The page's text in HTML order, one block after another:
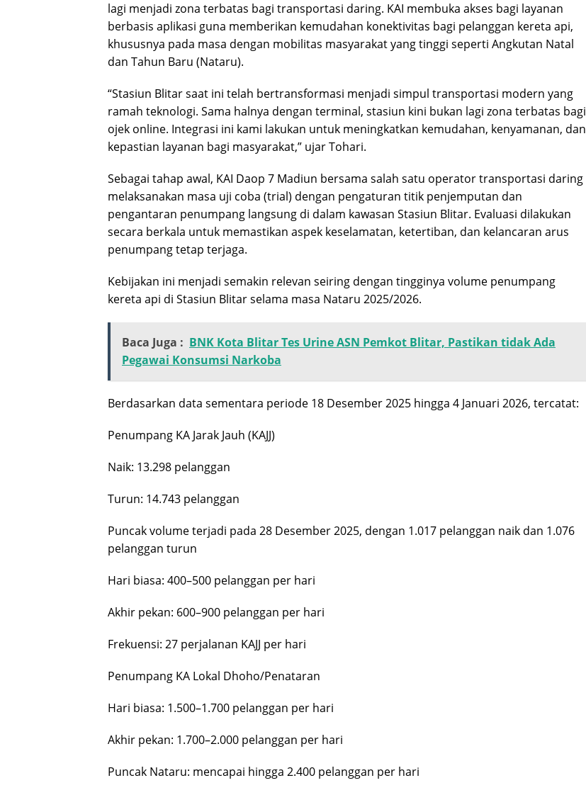
lagi menjadi zona terbatas bagi transportasi daring. KAI membuka akses bagi layanan
berbasis aplikasi guna memberikan kemudahan konektivitas bagi pelanggan kereta api,
khususnya pada masa dengan mobilitas masyarakat yang tinggi seperti Angkutan Natal
dan Tahun Baru (Nataru).
“Stasiun Blitar saat ini telah bertransformasi menjadi simpul transportasi modern yang
ramah teknologi. Sama halnya dengan terminal, stasiun kini bukan lagi zona terbatas bagi
ojek online. Integrasi ini kami lakukan untuk meningkatkan kemudahan, kenyamanan, dan
kepastian layanan bagi masyarakat,” ujar Tohari.
Sebagai tahap awal, KAI Daop 7 Madiun bersama salah satu operator transportasi daring
melaksanakan masa uji coba (trial) dengan pengaturan titik penjemputan dan
pengantaran penumpang langsung di dalam kawasan Stasiun Blitar. Evaluasi dilakukan
secara berkala untuk memastikan aspek keselamatan, ketertiban, dan kelancaran arus
penumpang tetap terjaga.
Kebijakan ini menjadi semakin relevan seiring dengan tingginya volume penumpang
kereta api di Stasiun Blitar selama masa Nataru 2025/2026.
Baca Juga : BNK Kota Blitar Tes Urine ASN Pemkot Blitar, Pastikan tidak Ada
Pegawai Konsumsi Narkoba
Berdasarkan data sementara periode 18 Desember 2025 hingga 4 Januari 2026, tercatat:
Penumpang KA Jarak Jauh (KAJJ)
Naik: 13.298 pelanggan
Turun: 14.743 pelanggan
Puncak volume terjadi pada 28 Desember 2025, dengan 1.017 pelanggan naik dan 1.076
pelanggan turun
Hari biasa: 400–500 pelanggan per hari
Akhir pekan: 600–900 pelanggan per hari
Frekuensi: 27 perjalanan KAJJ per hari
Penumpang KA Lokal Dhoho/Penataran
Hari biasa: 1.500–1.700 pelanggan per hari
Akhir pekan: 1.700–2.000 pelanggan per hari
Puncak Nataru: mencapai hingga 2.400 pelanggan per hari